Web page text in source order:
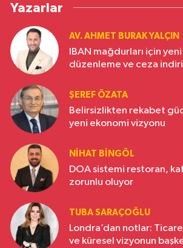
Yazarlar
AV. AHMET BURAK YALÇIN
IBAN mağdurları için
düzenleme ve ceza
ŞEREF ÖZATA
Belirsizlikten rekabet
yeni ekonomi vizyonu
NIHAT BINGÖL
DOA sistemi restoran,
zorunlu oluyor
TUBA SARAÇOĞLU
Londra’dan notlar:
ve küresel vizyonun